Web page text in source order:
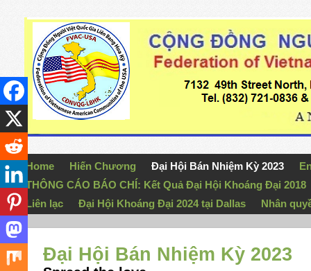
Home Hiến Chương Đại Hội Bán Nhiệm Kỳ 2023
THÔNG CÁO BÁO CHÍ: Kết Quả Đại Hội Khoáng Đại 2018
Liên lạc
Đại Hội Khoáng Đại 2024 tại Dallas Nhân
Đại Hội Bán Nhiệm Kỳ 2023